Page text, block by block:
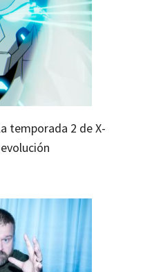
temporada 2 de X-